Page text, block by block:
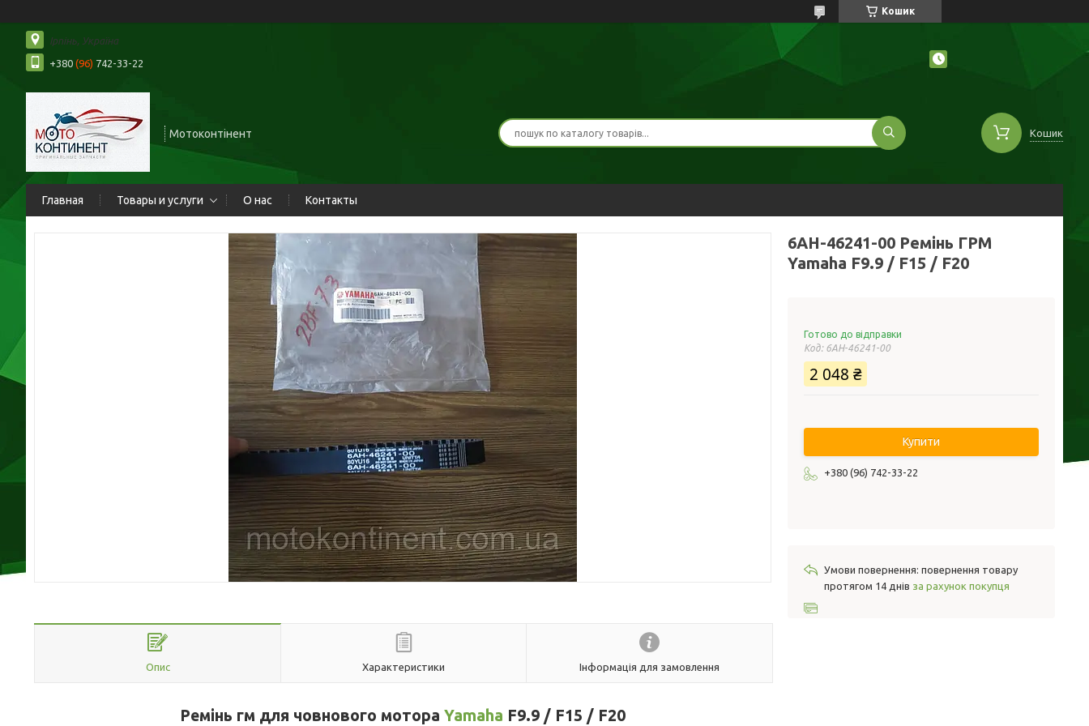
Кошик
Ірпінь, Україна
+380 (96) 742-33-22
Мотоконтінент Кошик
Главная Товары и услуги О нас Контакты
Опис Характеристики Інформація для замовлення
Ремінь гм для човнового мотора Yamaha F9.9 / F15 / F20
6AH-46241-00 Ремінь ГРМ
Yamaha F9.9 / F15 / F20
Готово до відправки
Код: 6AH-46241-00
2 048 ₴
Купити
+380 (96) 742-33-22
повернення товару
протягом 14 днів за рахунок покупця